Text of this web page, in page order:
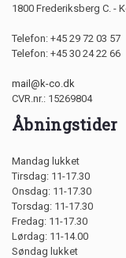
1800 Frederiksberg C. -
Telefon: +45 29 72 03 57
Telefon: +45 30 24 22 66
mail@k-co.dk
CVR.nr.: 15269804
Åbningstider
Mandag lukket
Tirsdag: 11-17.30
Onsdag: 11-17.30
Torsdag: 11-17.30
Fredag: 11-17.30
Lørdag: 11-14.00
Søndag lukket